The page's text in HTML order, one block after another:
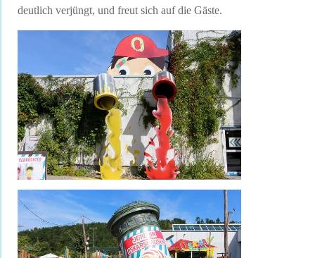
deutlich verjüngt, und freut sich auf die Gäste.